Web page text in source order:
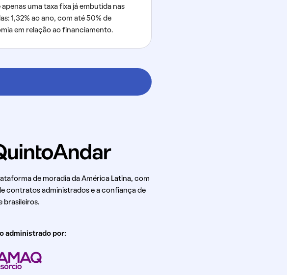
apenas uma taxa fixa já embutida nas
1,32% ao ano, com até 50% de
em relação ao financiamento.
de moradia da América Latina, com
contratos administrados e a confiança de
brasileiros.
administrado por: